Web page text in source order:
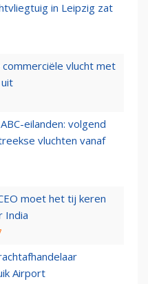
in Leipzig zat
vlucht met
eilanden: volgend
vluchten vanaf
moet het tij keren
India
Airport